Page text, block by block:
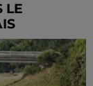
LE